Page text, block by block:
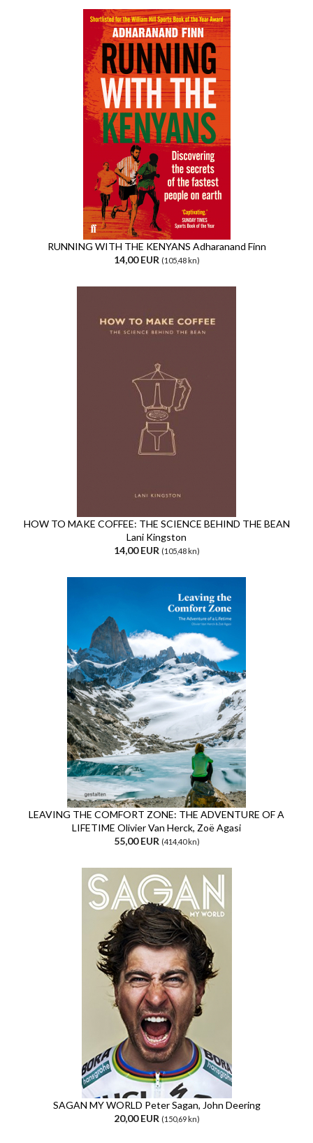
RUNNING WITH THE KENYANS Adharanand Finn
14,00 EUR (105,48 kn)
HOW TO MAKE COFFEE: THE SCIENCE BEHIND THE BEAN
Lani Kingston
14,00 EUR (105,48 kn)
LEAVING THE COMFORT ZONE: THE ADVENTURE OF A
LIFETIME Olivier Van Herck, Zoë Agasi
55,00 EUR (414,40 kn)
SAGAN MY WORLD Peter Sagan, John Deering
20,00 EUR (150,69 kn)